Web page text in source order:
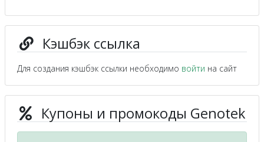
Кэшбэк ссылка
Для создания кэшбэк ссылки необходимо войти на сайт
Купоны и промокоды Genotek